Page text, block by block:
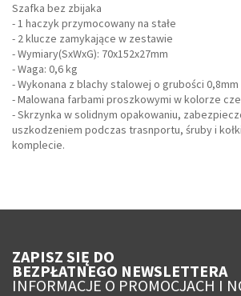
Szafka bez zbijaka
- 1 haczyk przymocowany na stałe
- 2 klucze zamykające w zestawie
- Wymiary(SxWxG): 70x152x27mm
- Waga: 0,6 kg
- Wykonana z blachy stalowej o grubości 0,8mm
- Malowana farbami proszkowymi w kolorze
- Skrzynka w solidnym opakowaniu,
uszkodzeniem podczas trasnportu, śruby i
komplecie.
ZAPISZ SIĘ DO
BEZPŁATNEGO NEWSLETTERA
INFORMACJE O PROMOCJACH I